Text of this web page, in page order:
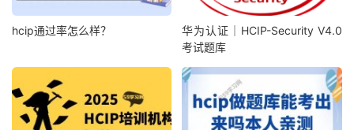
hcip通过率怎么样？
华为认证｜HCIP-Security V4.0
考试题库